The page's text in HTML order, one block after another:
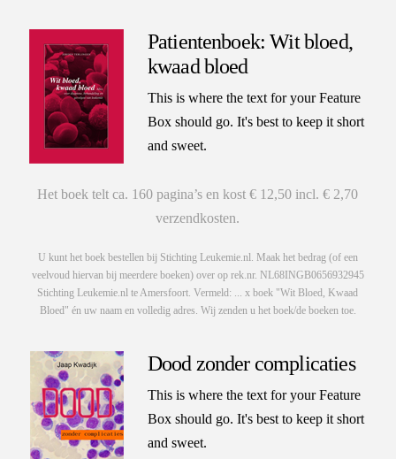
Patientenboek: Wit bloed,
kwaad bloed
This is where the text for your Feature
Box should go. It's best to keep it short
and sweet.
Het boek telt ca. 160 pagina’s en kost € 12,50 incl. € 2,70
verzendkosten.
U kunt het boek bestellen bij Stichting Leukemie.nl. Maak het bedrag (of een
veelvoud hiervan bij meerdere boeken) over op rek.nr. NL68INGB0656932945
Stichting Leukemie.nl te Amersfoort. Vermeld: ... x boek "Wit Bloed, Kwaad
Bloed" én uw naam en volledig adres. Wij zenden u het boek/de boeken toe.
Dood zonder complicaties
This is where the text for your Feature
Box should go. It's best to keep it short
and sweet.